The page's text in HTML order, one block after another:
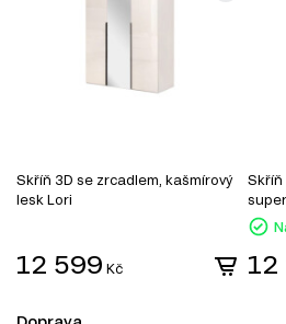
Skříň 3D se zrcadlem, kašmírový
lesk Lori
12 599 Kč
Skříň
12